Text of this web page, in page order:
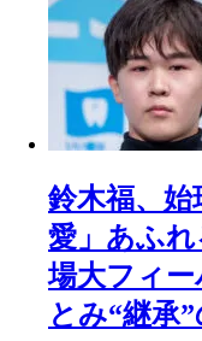
鈴木福、
愛」あふれ
場大フィ
とみ“継承